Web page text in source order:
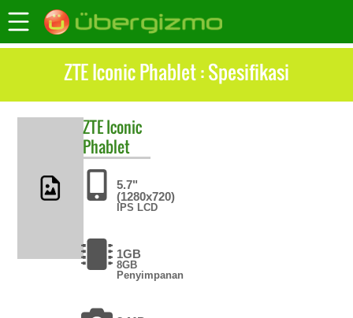
ZTE Iconic Phablet : Spesifikasi
ZTEIconic
Phablet
5.7"
(1280x720)
IPS LCD
1GB
8GB
Penyimpanan